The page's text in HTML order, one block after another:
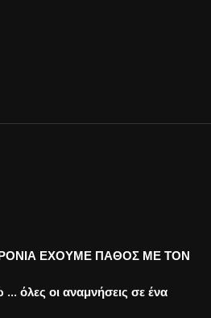
ΕΧΟΥΜΕ ΠΑΘΟΣ ΜΕ ΤΟΝ
όλες οι αναμνήσεις σε ένα